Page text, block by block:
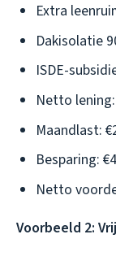
Extra
Dakisolatie
ISDE-
Netto
Maandlast:
Besparing:
Netto
Voorbeeld 2: